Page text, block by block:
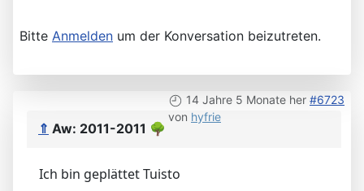
Bitte Anmelden um der Konversation beizutreten.
14 Jahre 5 Monate her #6723
von hyfrie
⇑ Aw: 2011-2011 🌳
Ich bin geplättet Tuisto